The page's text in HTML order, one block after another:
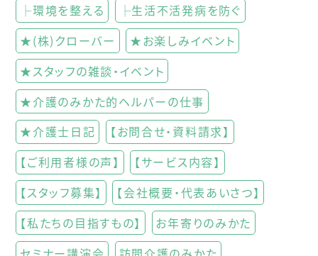
├環境を整える
├生活不活発病を防ぐ
★(株)クローバー
★お楽しみイベント
★スタッフの雑談・イベント
★介護のみかた的ヘルパーの仕事
★介護士日記
【お問合せ・資料請求】
【ご利用者様の声】
【サービス内容】
【スタッフ募集】
【会社概要・代表あいさつ】
【私たちの目指すもの】
お年寄りのみかた